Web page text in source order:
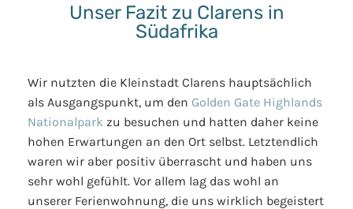
Unser Fazit zu Clarens in
Südafrika
Wir nutzten die Kleinstadt Clarens hauptsächlich
als Ausgangspunkt, um den Golden Gate Highlands
Nationalpark zu besuchen und hatten daher keine
hohen Erwartungen an den Ort selbst. Letztendlich
waren wir aber positiv überrascht und haben uns
sehr wohl gefühlt. Vor allem lag das wohl an
unserer Ferienwohnung, die uns wirklich begeistert